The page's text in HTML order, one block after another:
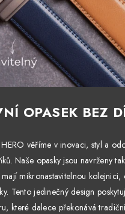
OPASEK BEZ
věříme v inovaci, styl a
Naše opasky jsou navrženy
mikronastavitelnou kolejnici,
Tento jedinečný design
které dalece překonává